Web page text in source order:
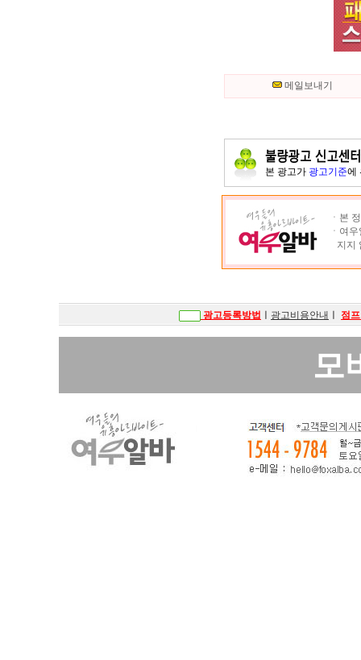
메일보내기
본 광고가 광고기준에
ㆍ본
ㆍ여
지지
광고등록방법 광고비용안내 점
모